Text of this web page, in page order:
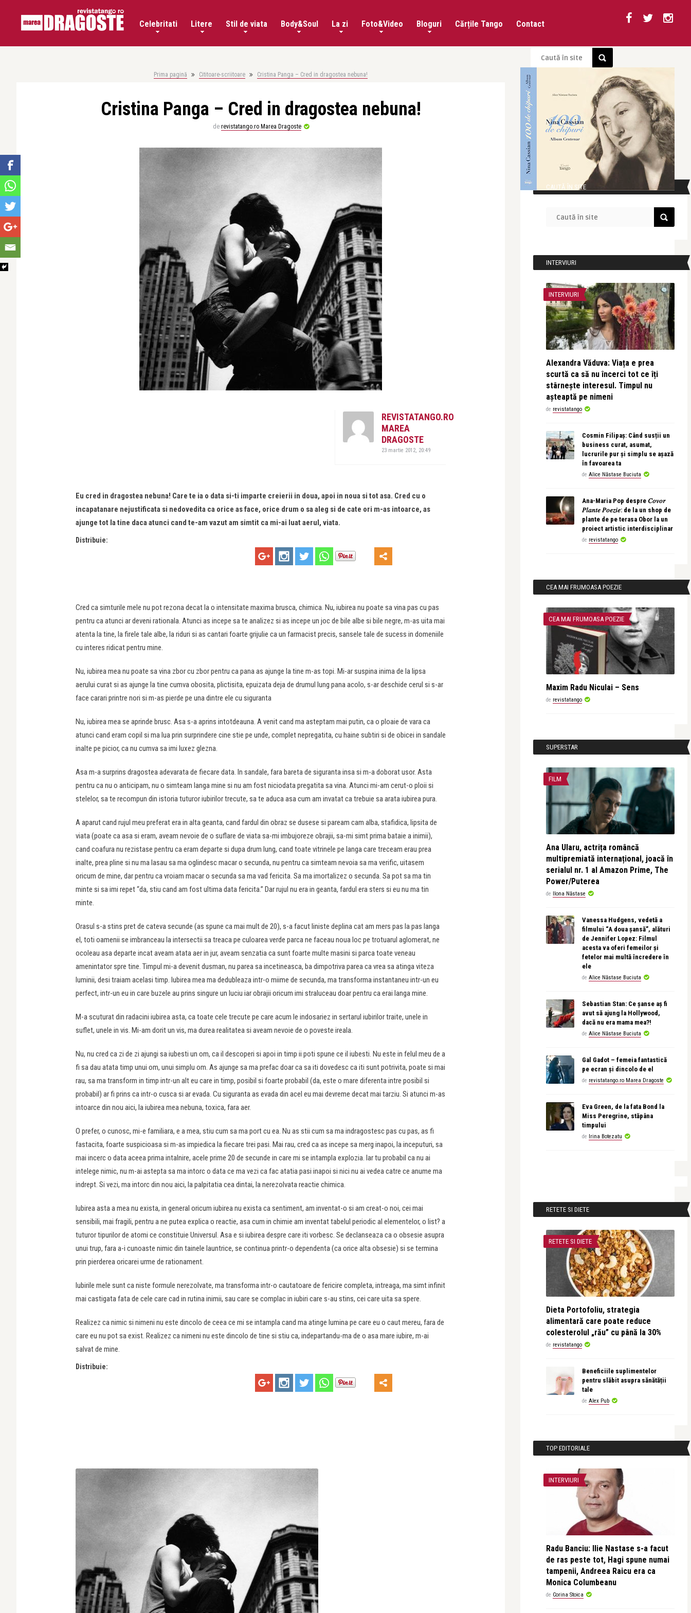
Celebritati Litere Stil de viata Body&Soul La zi Foto&Video Bloguri Cărțile Tango Contact
Prima pagină Cititoare-scriitoare Cristina Panga – Cred in dragostea nebuna!
Cristina Panga – Cred in dragostea nebuna!
de revistatango.ro Marea Dragoste
REVISTATANGO.RO
MAREA
DRAGOSTE
23 martie 2012, 20:49
Eu cred in dragostea nebuna! Care te ia o data si-ti imparte creierii in doua, apoi in noua si tot asa. Cred cu o
incapatanare nejustificata si nedovedita ca orice as face, orice drum o sa aleg si de cate ori m-as intoarce, as
ajunge tot la tine daca atunci cand te-am vazut am simtit ca mi-ai luat aerul, viata.
Distribuie:
Cred ca simturile mele nu pot rezona decat la o intensitate maxima brusca, chimica. Nu, iubirea nu poate sa vina pas cu pas
pentru ca atunci ar deveni rationala. Atunci as incepe sa te analizez si as incepe un joc de bile albe si bile negre, m-as uita mai
atenta la tine, la firele tale albe, la riduri si as cantari foarte grijulie ca un farmacist precis, sansele tale de sucess in domeniile
cu interes ridicat pentru mine.
Nu, iubirea mea nu poate sa vina zbor cu zbor pentru ca pana as ajunge la tine m-as topi. Mi-ar suspina inima de la lipsa
aerului curat si as ajunge la tine cumva obosita, plictisita, epuizata deja de drumul lung pana acolo, s-ar deschide cerul si s-ar
face carari printre nori si m-as pierde pe una dintre ele cu siguranta
Nu, iubirea mea se aprinde brusc. Asa s-a aprins intotdeauna. A venit cand ma asteptam mai putin, ca o ploaie de vara ca
atunci cand eram copil si ma lua prin surprindere cine stie pe unde, complet nepregatita, cu haine subtiri si de obicei in sandale
inalte pe picior, ca nu cumva sa imi luxez glezna.
Asa m-a surprins dragostea adevarata de fiecare data. In sandale, fara bareta de siguranta insa si m-a doborat usor. Asta
pentru ca nu o anticipam, nu o simteam langa mine si nu am fost niciodata pregatita sa vina. Atunci mi-am cerut-o ploii si
stelelor, sa te recompun din istoria tuturor iubirilor trecute, sa te aduca asa cum am invatat ca trebuie sa arata iubirea pura.
A aparut cand rujul meu preferat era in alta geanta, cand fardul din obraz se dusese si paream cam alba, stafidica, lipsita de
viata (poate ca asa si eram, aveam nevoie de o suflare de viata sa-mi imbujoreze obrajii, sa-mi simt prima bataie a inimii),
cand coafura nu rezistase pentru ca eram departe si dupa drum lung, cand toate vitrinele pe langa care treceam erau prea
inalte, prea pline si nu ma lasau sa ma oglindesc macar o secunda, nu pentru ca simteam nevoia sa ma verific, uitasem
oricum de mine, dar pentru ca vroiam macar o secunda sa ma vad fericita. Sa ma imortalizez o secunda. Sa pot sa ma tin
minte si sa imi repet “da, stiu cand am fost ultima data fericita.” Dar rujul nu era in geanta, fardul era sters si eu nu ma tin
minte.
Orasul s-a stins pret de cateva secunde (as spune ca mai mult de 20), s-a facut liniste deplina cat am mers pas la pas langa
el, toti oamenii se imbranceau la intersectii sa treaca pe culoarea verde parca ne faceau noua loc pe trotuarul aglomerat, ne
ocoleau asa departe incat aveam atata aer in jur, aveam senzatia ca sunt foarte multe masini si parca toate veneau
amenintator spre tine. Timpul mi-a devenit dusman, nu parea sa incetineasca, ba dimpotriva parea ca vrea sa atinga viteza
luminii, desi traiam acelasi timp. Iubirea mea ma dedubleaza intr-o miime de secunda, ma transforma instantaneu intr-un eu
perfect, intr-un eu in care buzele au prins singure un luciu iar obrajii oricum imi straluceau doar pentru ca erai langa mine.
M-a scuturat din radacini iubirea asta, ca toate cele trecute pe care acum le indosariez in sertarul iubirilor traite, unele in
suflet, unele in vis. Mi-am dorit un vis, ma durea realitatea si aveam nevoie de o poveste ireala.
Nu, nu cred ca zi de zi ajungi sa iubesti un om, ca il descoperi si apoi in timp ii poti spune ce il iubesti. Nu este in felul meu de a
fi sa dau atata timp unui om, unui simplu om. As ajunge sa ma prefac doar ca sa iti dovedesc ca iti sunt potrivita, poate si mai
rau, sa ma transform in timp intr-un alt eu care in timp, posibil si foarte probabil (da, este o mare diferenta intre posibil si
probabil) ar fi prins ca intr-o cusca si ar evada. Cu siguranta as evada din acel eu mai devreme decat mai tarziu. Si atunci m-as
intoarce din nou aici, la iubirea mea nebuna, toxica, fara aer.
O prefer, o cunosc, mi-e familiara, e a mea, stiu cum sa ma port cu ea. Nu as stii cum sa ma indragostesc pas cu pas, as fi
fastacita, foarte suspicioasa si m-as impiedica la fiecare trei pasi. Mai rau, cred ca as incepe sa merg inapoi, la inceputuri, sa
mai incerc o data aceea prima intalnire, acele prime 20 de secunde in care mi se intampla explozia. Iar tu probabil ca nu ai
intelege nimic, nu m-ai astepta sa ma intorc o data ce ma vezi ca fac atatia pasi inapoi si nici nu ai vedea catre ce anume ma
indrept. Si vezi, ma intorc din nou aici, la palpitatia cea dintai, la nerezolvata reactie chimica.
Iubirea asta a mea nu exista, in general oricum iubirea nu exista ca sentiment, am inventat-o si am creat-o noi, cei mai
sensibili, mai fragili, pentru a ne putea explica o reactie, asa cum in chimie am inventat tabelul periodic al elementelor, o list? a
tuturor tipurilor de atomi ce constituie Universul. Asa e si iubirea despre care iti vorbesc. Se declanseaza ca o obsesie asupra
unui trup, fara a-i cunoaste nimic din tainele launtrice, se continua printr-o dependenta (ca orice alta obsesie) si se termina
prin pierderea oricarei urme de rationament.
Iubirile mele sunt ca niste formule nerezolvate, ma transforma intr-o cautatoare de fericire completa, intreaga, ma simt infinit
mai castigata fata de cele care cad in rutina inimii, sau care se complac in iubiri care s-au stins, cei care uita sa spere.
Realizez ca nimic si nimeni nu este dincolo de ceea ce mi se intampla cand ma atinge lumina pe care eu o caut mereu, fara de
care eu nu pot sa exist. Realizez ca nimeni nu este dincolo de tine si stiu ca, indepartandu-ma de o asa mare iubire, m-ai
salvat de mine.
Distribuie:
CAUTĂ ÎN SITE
INTERVIURI
INTERVIURI
Alexandra Văduva: Viața e prea
scurtă ca să nu încerci tot ce îți
stârnește interesul. Timpul nu
așteaptă pe nimeni
de revistatango
Cosmin Filipaș: Când susții un
business curat, asumat,
lucrurile pur și simplu se așază
în favoarea ta
de Alice Năstase Buciuta
Ana-Maria Pop despre 𝐶𝑜𝑣𝑜𝑟
𝑃𝑙𝑎𝑛𝑡𝑒 𝑃𝑜𝑒𝑧𝑖𝑒: de la un shop de
plante de pe terasa Obor la un
proiect artistic interdisciplinar
de revistatango
CEA MAI FRUMOASA POEZIE
CEA MAI FRUMOASA POEZIE
Maxim Radu Niculai – Sens
de revistatango
SUPERSTAR
FILM
Ana Ularu, actrița româncă
multipremiată internațional, joacă în
serialul nr. 1 al Amazon Prime, The
Power/Puterea
de Ilona Năstase
Vanessa Hudgens, vedetă a
filmului “A doua șansă”, alături
de Jennifer Lopez: Filmul
acesta va oferi femeilor și
fetelor mai multă încredere în
ele
de Alice Năstase Buciuta
Sebastian Stan: Ce șanse aș fi
avut să ajung la Hollywood,
dacă nu era mama mea?!
de Alice Năstase Buciuta
Gal Gadot – femeia fantastică
pe ecran și dincolo de el
de revistatango.ro Marea Dragoste
Eva Green, de la fata Bond la
Miss Peregrine, stăpâna
timpului
de Irina Botezatu
RETETE SI DIETE
RETETE SI DIETE
Dieta Portofoliu, strategia
alimentară care poate reduce
colesterolul „rău” cu până la 30%
de revistatango
Beneficiile suplimentelor
pentru slăbit asupra sănătății
tale
de Alex Pub
TOP EDITORIALE
INTERVIURI
Radu Banciu: Ilie Nastase s-a facut
de ras peste tot, Hagi spune numai
tampenii, Andreea Raicu era ca
Monica Columbeanu
de Corina Stoica